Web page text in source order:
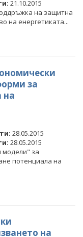
21.10.2015
на защитна
на енергетиката...
за
на
28.05.2015
28.05.2015
модели" за
потенциала на
на